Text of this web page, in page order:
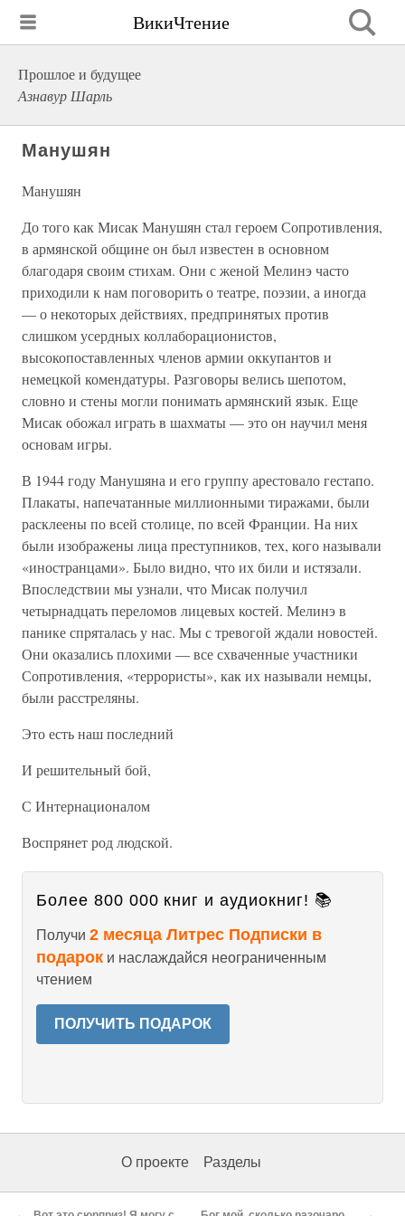
ВикиЧтение
Прошлое и будущее
Азнавур Шарль
Манушян
Манушян
До того как Мисак Манушян стал героем Сопротивления,
в армянской общине он был известен в основном
благодаря своим стихам. Они с женой Мелинэ часто
приходили к нам поговорить о театре, поэзии, а иногда
— о некоторых действиях, предпринятых против
слишком усердных коллаборационистов,
высокопоставленных членов армии оккупантов и
немецкой комендатуры. Разговоры велись шепотом,
словно и стены могли понимать армянский язык. Еще
Мисак обожал играть в шахматы — это он научил меня
основам игры.
В 1944 году Манушяна и его группу арестовало гестапо.
Плакаты, напечатанные миллионными тиражами, были
расклеены по всей столице, по всей Франции. На них
были изображены лица преступников, тех, кого называли
«иностранцами». Было видно, что их били и истязали.
Впоследствии мы узнали, что Мисак получил
четырнадцать переломов лицевых костей. Мелинэ в
панике спряталась у нас. Мы с тревогой ждали новостей.
Они оказались плохими — все схваченные участники
Сопротивления, «террористы», как их называли немцы,
были расстреляны.
Это есть наш последний
И решительный бой,
С Интернационалом
Воспрянет род людской.
Более 800 000 книг и аудиокниг! 📚
Получи 2 месяца Литрес Подписки в
подарок и наслаждайся неограниченным
чтением
ПОЛУЧИТЬ ПОДАРОК
О проекте Разделы